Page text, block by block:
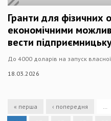
Гранти для фізичних
економічними
вести
До 4000 доларів на запуск
18.03.2026
« перша ‹ попередня